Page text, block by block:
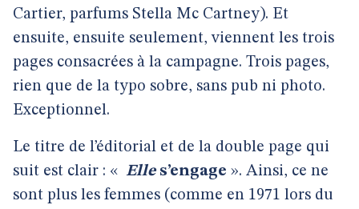
Cartier, parfums Stella Mc Cartney). Et
ensuite, ensuite seulement, viennent les trois
pages consacrées à la campagne. Trois pages,
rien que de la typo sobre, sans pub ni photo.
Exceptionnel.
Le titre de l’éditorial et de la double page qui
suit est clair : « Elle s’engage ». Ainsi, ce ne
sont plus les femmes (comme en 1971 lors du